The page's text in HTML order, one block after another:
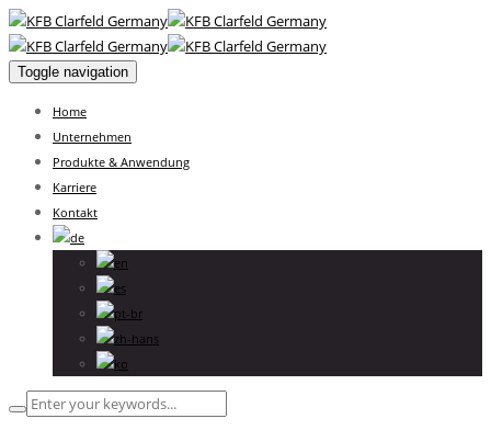
Toggle navigation
Home
Unternehmen
Produkte & Anwendung
Karriere
Kontakt